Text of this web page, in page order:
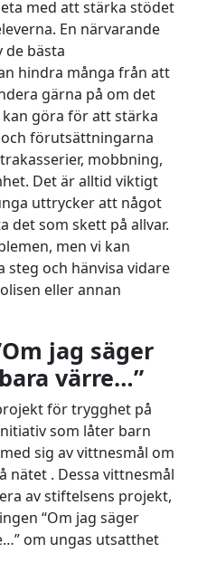
med att stärka stödet
En närvarande
de bästa
hindra många från att
gärna på om det
göra för att stärka
förutsättningarna
mobbning,
Det är alltid viktigt
uttrycker att något
det som skett på allvar.
men vi kan
steg och hänvisa vidare
eller annan
jag säger
värre…”
för trygghet på
som låter barn
sig av vittnesmål om
nätet . Dessa vittnesmål
av stiftelsens projekt,
“Om jag säger
om ungas utsatthet